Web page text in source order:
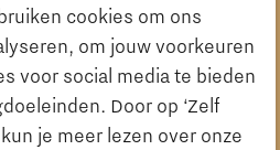
cookies om ons
om jouw voorkeuren
voor social media te bieden
Door op ‘Zelf
je meer lezen over onze